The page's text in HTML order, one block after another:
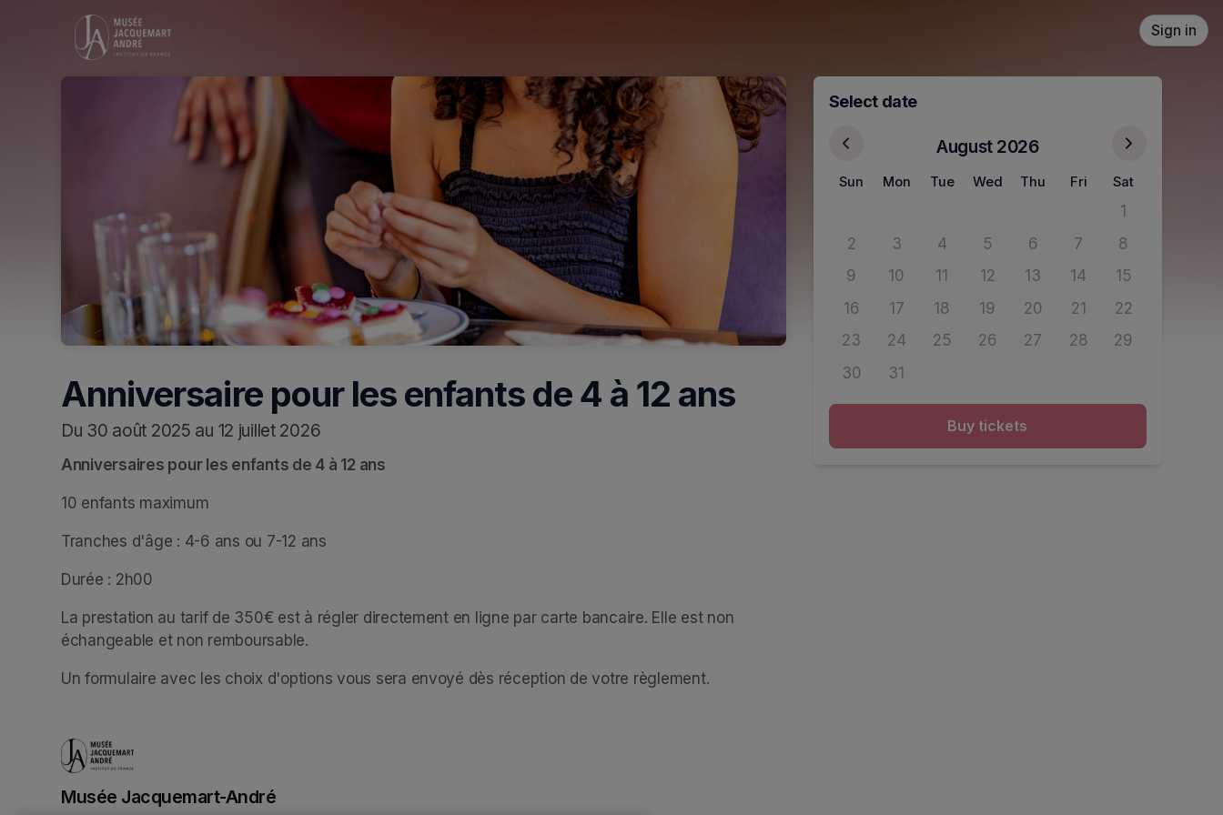
Skip header
Sign in
Anniversaire pour les enfants de 4 à 12 ans
Du 30 août 2025 au 12 juillet 2026
Anniversaires pour les enfants de 4 à 12 ans
10 enfants maximum
Tranches d'âge : 4-6 ans ou 7-12 ans
Durée : 2h00
La prestation au tarif de 350€ est à régler directement en ligne par carte bancaire. Elle est non
échangeable et non remboursable.
Un formulaire avec les choix d'options vous sera envoyé dès réception de votre règlement.
Select date
August 2026
Sun Mon Tue Wed Thu Fri Sat
1No tickets
2No tickets available
3
No tickets available
4No tickets available
5
No tickets available
6No tickets available
7No tickets available
8No tickets
9No tickets available
10No tickets available
11No tickets available
12No tickets available
13No tickets available
14No tickets available
15No tickets
16No tickets available
17No tickets available
18No tickets available
19No tickets available
20No tickets available
21No tickets available
22No tickets
23No tickets available
24No tickets available
25No tickets available
26No tickets available
27No tickets available
28No tickets available
29No tickets
30
No tickets available
31No tickets available
Buy tickets
Musée Jacquemart-André